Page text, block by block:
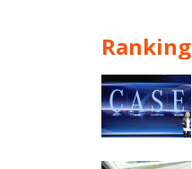
Ranking